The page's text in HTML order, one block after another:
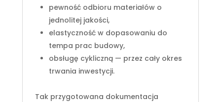
pewność odbioru materiałów o
jednolitej jakości,
elastyczność w dopasowaniu do
tempa prac budowy,
obsługę cykliczną — przez cały okres
trwania inwestycji.
Tak przygotowana dokumentacja